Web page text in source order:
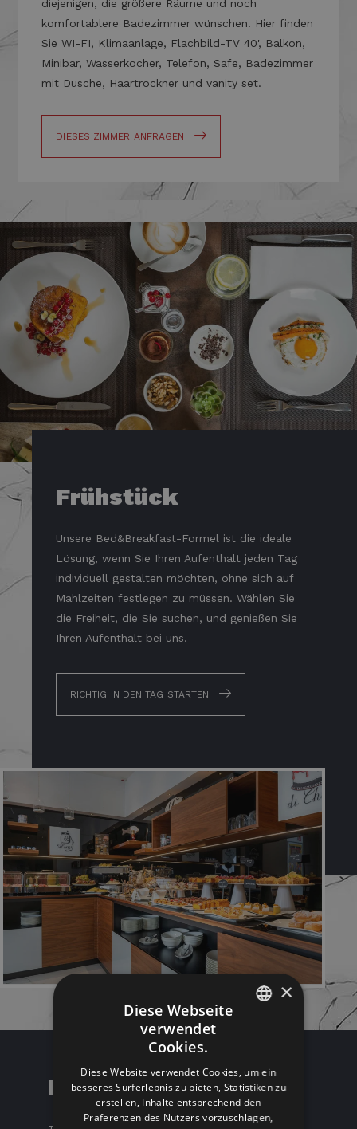
diejenigen, die größere Räume und noch
komfortablere Badezimmer wünschen. Hier finden
Sie WI-FI, Klimaanlage, Flachbild-TV 40', Balkon,
Minibar, Wasserkocher, Telefon, Safe, Badezimmer
mit Dusche, Haartrockner und vanity set.
DIESES ZIMMER ANFRAGEN
Frühstück
Unsere Bed&Breakfast-Formel ist die ideale
Lösung, wenn Sie Ihren Aufenthalt jeden Tag
individuell gestalten möchten, ohne sich auf
Mahlzeiten festlegen zu müssen. Wählen Sie
die Freiheit, die Sie suchen, und genießen Sie
Ihren Aufenthalt bei uns.
RICHTIG IN DEN TAG STARTEN
Pool GERMAN
FRENCH
×
Diese Webseite
verwendet
Cookies.
Diese Website verwendet Cookies, um ein
besseres Surferlebnis zu bieten, Statistiken zu
erstellen, Inhalte entsprechend den
Präferenzen des Nutzers vorzuschlagen,